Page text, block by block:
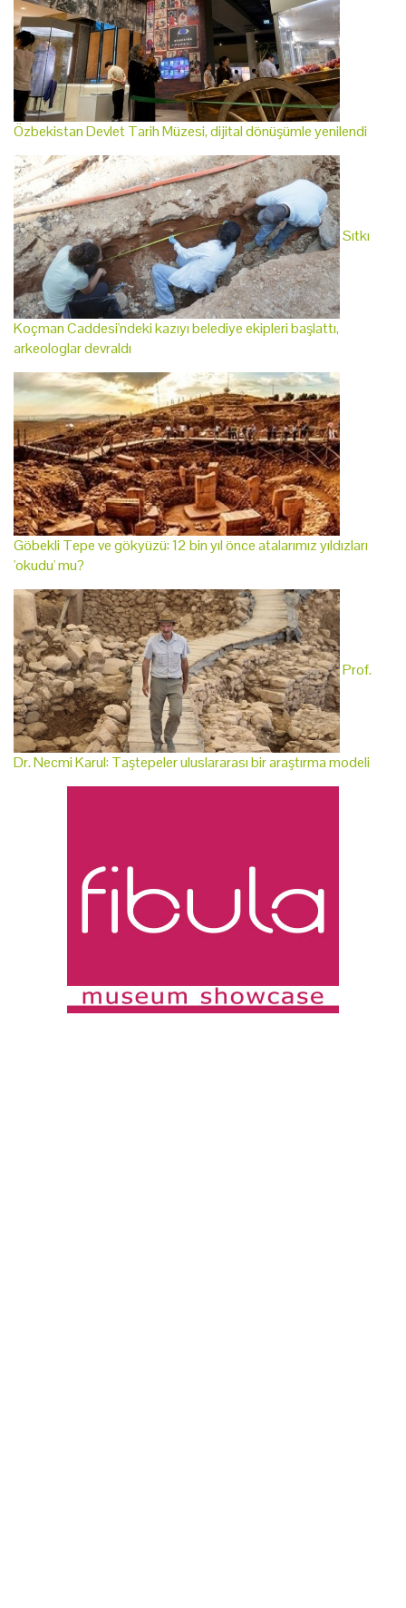
Özbekistan Devlet Tarih Müzesi, dijital dönüşümle yenilendi
Sıtkı
Koçman Caddesi'ndeki kazıyı belediye ekipleri başlattı,
arkeologlar devraldı
Göbekli Tepe ve gökyüzü: 12 bin yıl önce atalarımız yıldızları
'okudu' mu?
Prof.
Dr. Necmi Karul: Taştepeler uluslararası bir araştırma modeli